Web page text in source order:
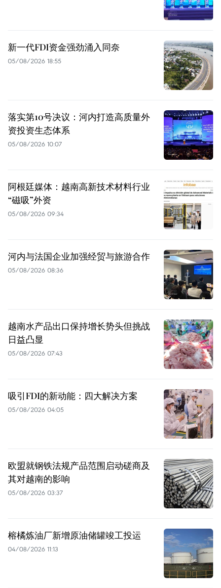
新一代FDI资金强劲涌入同奈
05/08/2026 18:55
落实第10号决议：河内打造高质量外
资投资生态体系
05/08/2026 10:07
阿根廷媒体：越南高新技术材料行业
“磁吸”外资
05/08/2026 09:34
河内与法国企业加强经贸与旅游合作
05/08/2026 08:36
越南水产品出口保持增长势头但挑战
日益凸显
05/08/2026 07:43
吸引FDI的新动能：四大解决方案
05/08/2026 04:05
欧盟就钢铁法规产品范围启动磋商及
其对越南的影响
05/08/2026 03:37
榕橘炼油厂新增原油储罐竣工投运
04/08/2026 11:13